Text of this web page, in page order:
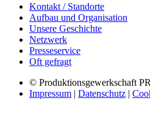
Kontakt / Standorte
Aufbau und Organisation
Unsere Geschichte
Netzwerk
Presseservice
Oft gefragt
© Produktionsgewerkschaft
Impressum | Datenschutz |